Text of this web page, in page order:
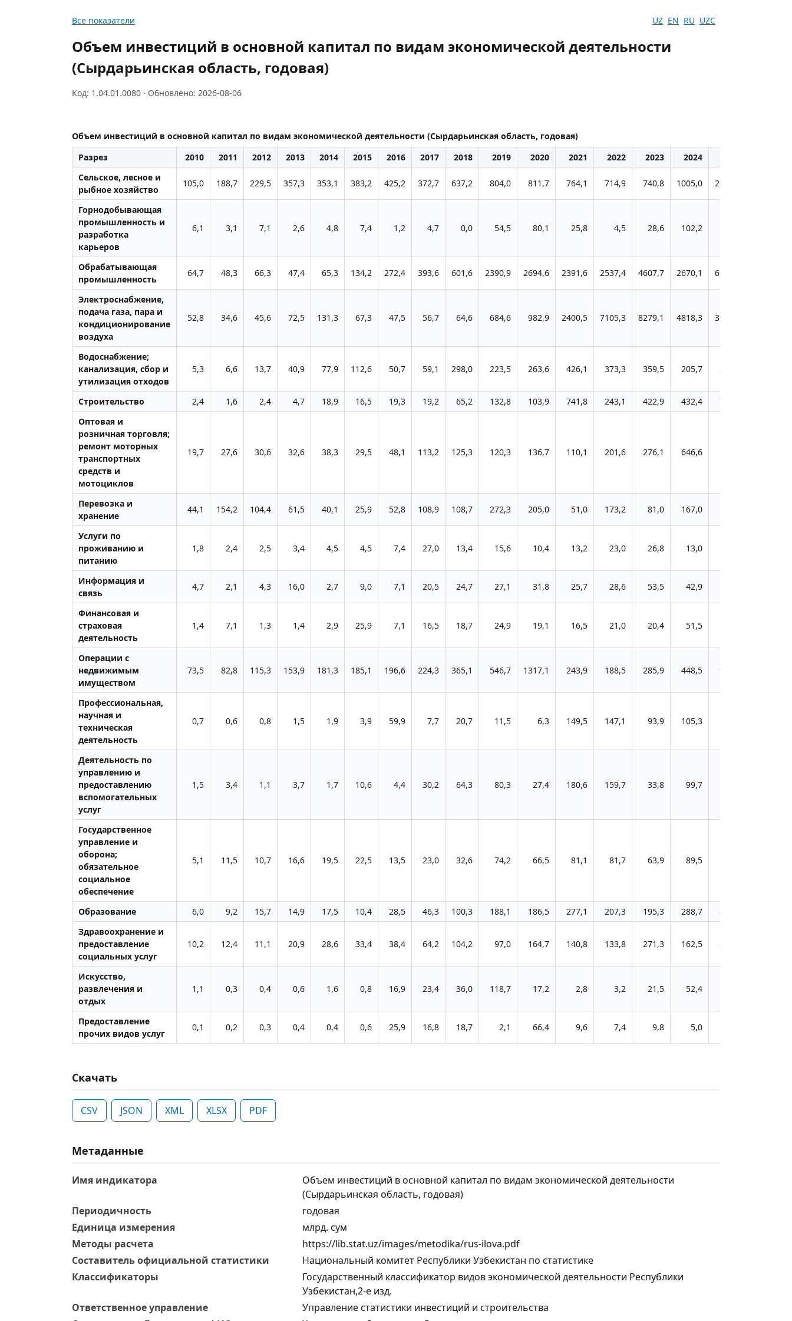
Все показатели UZ EN RU UZC
Объем инвестиций в основной капитал по видам экономической деятельности
(Сырдарьинская область, годовая)
Код: 1.04.01.0080 · Обновлено: 2026-08-06
Объем инвестиций в основной капитал по видам экономической деятельности (Сырдарьинская область, годовая)
Разрез
2010 2011 2012 2013 2014 2015 2016 2017 2018 2019 2020 2021 2022 2023 2024
Сельское, лесное и
рыбное хозяйство
105,0 188,7 229,5 357,3 353,1 383,2 425,2 372,7 637,2 804,0 811,7 764,1 714,9 740,8 1005,0 2648,5
Горнодобывающая
промышленность и
разработка
карьеров
6,1 3,1 7,1 2,6 4,8 7,4 1,2 4,7 0,0 54,5 80,1 25,8 4,5 28,6 102,2
Обрабатывающая
промышленность
64,7 48,3 66,3 47,4 65,3 134,2 272,4 393,6 601,6 2390,9 2694,6 2391,6 2537,4 4607,7 2670,1 6815,5
Электроснабжение,
подача газа, пара и
кондиционирование
воздуха
52,8 34,6 45,6 72,5 131,3 67,3 47,5 56,7 64,6 684,6 982,9 2400,5 7105,3 8279,1 4818,3 3728,0
Водоснабжение;
канализация, сбор и
утилизация отходов
5,3 6,6 13,7 40,9 77,9 112,6 50,7 59,1 298,0 223,5 263,6 426,1 373,3 359,5 205,7 388,5
Строительство 2,4 1,6 2,4 4,7 18,9 16,5 19,3 19,2 65,2 132,8 103,9 741,8 243,1 422,9 432,4
758,0
Оптовая и
розничная торговля;
ремонт моторных
транспортных
средств и
мотоциклов
19,7 27,6 30,6 32,6 38,3 29,5 48,1 113,2 125,3 120,3 136,7 110,1 201,6 276,1 646,6
Перевозка и
хранение
44,1 154,2 104,4 61,5 40,1 25,9 52,8 108,9 108,7 272,3 205,0 51,0 173,2 81,0 167,0
Услуги по
проживанию и
питанию
1,8 2,4 2,5 3,4 4,5 4,5 7,4 27,0 13,4 15,6 10,4 13,2 23,0 26,8 13,0
Информация и
связь
4,7 2,1 4,3 16,0 2,7 9,0 7,1 20,5 24,7 27,1 31,8 25,7 28,6 53,5 42,9
Финансовая и
страховая
деятельность
1,4 7,1 1,3 1,4 2,9 25,9 7,1 16,5 18,7 24,9 19,1 16,5 21,0 20,4 51,5
Операции с
недвижимым
имуществом
73,5 82,8 115,3 153,9 181,3 185,1 196,6 224,3 365,1 546,7 1317,1 243,9 188,5 285,9 448,5 963,0
Профессиональная,
научная и
техническая
деятельность
0,7 0,6 0,8 1,5 1,9 3,9 59,9 7,7 20,7 11,5 6,3 149,5 147,1 93,9 105,3
Деятельность по
управлению и
предоставлению
вспомогательных
услуг
1,5 3,4 1,1 3,7 1,7 10,6 4,4 30,2 64,3 80,3 27,4 180,6 159,7 33,8 99,7
Государственное
управление и
оборона;
обязательное
социальное
обеспечение
5,1 11,5 10,7 16,6 19,5 22,5 13,5 23,0 32,6 74,2 66,5 81,1 81,7 63,9 89,5
Образование 6,0 9,2 15,7 14,9 17,5 10,4 28,5 46,3 100,3 188,1 186,5 277,1 207,3 195,3 288,7
866,8
Здравоохранение и
предоставление
социальных услуг
10,2 12,4 11,1 20,9 28,6 33,4 38,4 64,2 104,2 97,0 164,7 140,8 133,8 271,3 162,5 239,1
Искусство,
развлечения и
отдых
1,1 0,3 0,4 0,6 1,6 0,8 16,9 23,4 36,0 118,7 17,2 2,8 3,2 21,5 52,4
Предоставление
прочих видов услуг
0,1 0,2 0,3 0,4 0,4 0,6 25,9 16,8 18,7 2,1 66,4 9,6 7,4 9,8 5,0
Скачать
CSV JSON XML XLSX PDF
Метаданные
Имя индикатора
Объем инвестиций в основной капитал по видам экономической деятельности
(Сырдарьинская область, годовая)
Периодичность
годовая
Единица измерения
млрд. cум
Методы расчета
https://lib.stat.uz/images/metodika/rus-ilova.pdf
Составитель официальной статистики
Национальный комитет Республики Узбекистан по статистике
Классификаторы
Государственный классификатор видов экономической деятельности Республики
Узбекистан,2-е изд.
Ответственное управление
Управление статистики инвестиций и строительства